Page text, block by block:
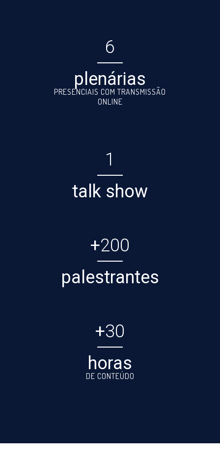
6
plenárias
PRESENCIAIS COM TRANSMISSÃO
ONLINE
1
talk show
+200
palestrantes
+30
horas
DE CONTEÚDO